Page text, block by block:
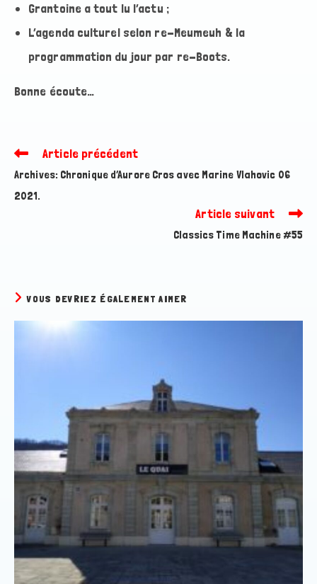
Grantoine a tout lu l’actu ;
L’agenda culturel selon re-Meumeuh & la
programmation du jour par re-Boots.
Bonne écoute…
Read
articles
Article précédent
Archives: Chronique d’Aurore Cros avec Marine Vlahovic 06
2021.
Article suivant
Classics Time Machine #55
VOUS DEVRIEZ ÉGALEMENT AIMER